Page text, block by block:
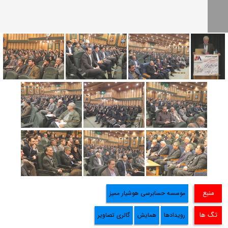
منبع موسسه حسابرسی هوشیار ممیز
تگ ها رویدادها همایش گالری تصاویر